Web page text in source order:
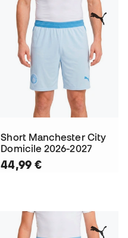
Short Manchester City
Domicile 2026-2027
44,99 €